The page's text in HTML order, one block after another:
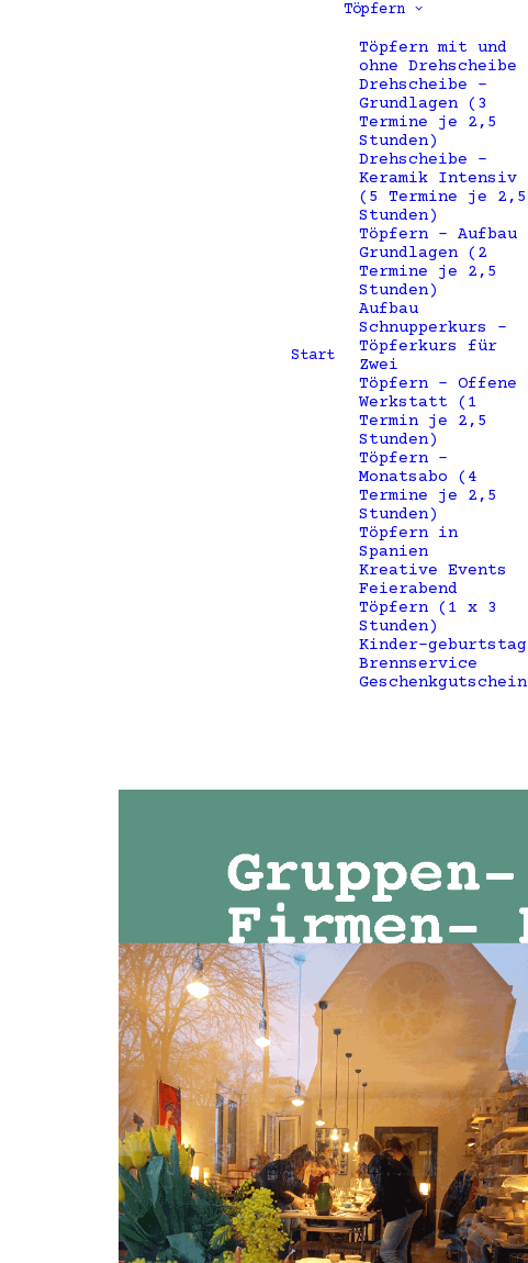
Start
Töpfern
Töpfern mit und
ohne Drehscheibe
Drehscheibe –
Grundlagen (3
Termine je 2,5
Stunden)
Drehscheibe –
Keramik Intensiv
(5 Termine je 2,5
Stunden)
Töpfern – Aufbau
Grundlagen (2
Termine je 2,5
Stunden)
Aufbau
Schnupperkurs –
Töpferkurs für
Zwei
Töpfern – Offene
Werkstatt (1
Termin je 2,5
Stunden)
Töpfern –
Monatsabo (4
Termine je 2,5
Stunden)
Töpfern in
Spanien
Kreative Events
Feierabend
Töpfern (1 x 3
Stunden)
Kinder-geburtstag
Brennservice
Geschenkgutschein